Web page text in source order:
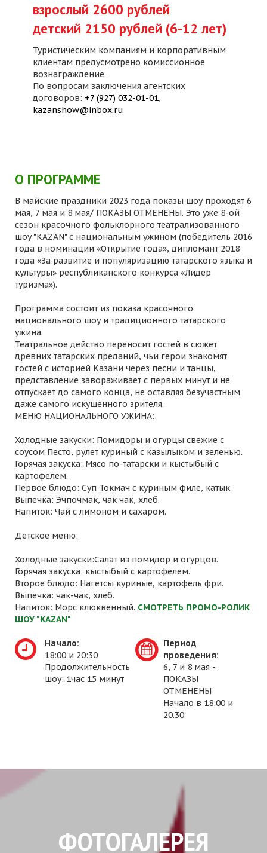
взрослый 2600 рублей
детский 2150 рублей (6-12 лет)
Туристическим компаниям и корпоративным
клиентам предусмотрено комиссионное
вознаграждение.
По вопросам заключения агентских
договоров: +7 (927) 032-01-01,
kazanshow@inbox.ru
О ПРОГРАММЕ
В майские праздники 2023 года показы шоу проходят 6
мая, 7 мая и 8 мая/ ПОКАЗЫ ОТМЕНЕНЫ. Это уже 8-ой
сезон красочного фольклорного театрализованного
шоу "KAZAN" с национальным ужином (победитель 2016
года в номинации «Открытие года», дипломант 2018
года «За развитие и популяризацию татарского языка и
культуры» республиканского конкурса «Лидер
туризма»).
Программа состоит из показа красочного
национального шоу и традиционного татарского
ужина.
Театральное действо переносит гостей в сюжет
древних татарских преданий, чьи герои знакомят
гостей с историей Казани через песни и танцы,
представление завораживает с первых минут и не
отпускает до самого конца, не оставляя безучастным
даже самого искушенного зрителя.
МЕНЮ НАЦИОНАЛЬНОГО УЖИНА:
Холодные закуски: Помидоры и огурцы свежие с
соусом Песто, рулет куриный с казылыком и зеленью.
Горячая закуска: Мясо по-татарски и кыстыбый с
картофелем.
Первое блюдо: Суп Токмач с куриным филе, катык.
Выпечка: Эчпочмак, чак чак, хлеб.
Напиток: Чай с лимоном и сахаром.
Детское меню:
Холодные закуски:Салат из помидор и огурцов.
Горячая закуска: кыстыбый с картофелем.
Второе блюдо: Нагетсы куриные, картофель фри.
Выпечка: чак-чак, хлеб.
Напиток: Морс клюквенный. СМОТРЕТЬ ПРОМО-РОЛИК
ШОУ "KAZAN"
Начало:
18:00 и 20:30
Продолжительность
шоу: 1час 15 минут
Период
проведения:
6, 7 и 8 мая -
ПОКАЗЫ
ОТМЕНЕНЫ
Начало в 18:00 и
20.30
ФОТОГАЛЕРЕЯ